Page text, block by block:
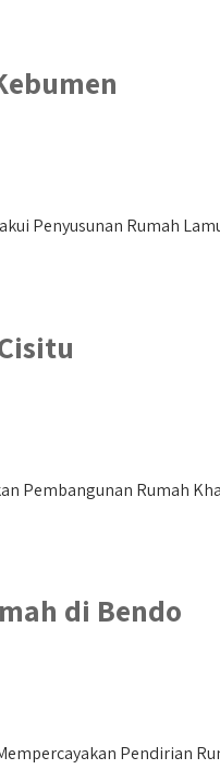
Penyusunan Rumah
Pembangunan Rumah
di Bendo
Pendirian